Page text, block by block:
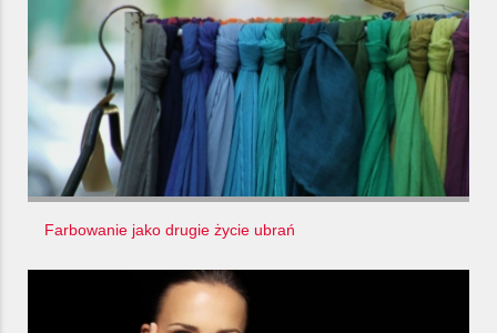
Farbowanie jako drugie życie ubrań